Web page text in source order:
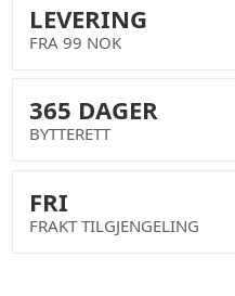
LEVERING
FRA 99 NOK
365 DAGER
BYTTERETT
FRI
FRAKT TILGJENGELING